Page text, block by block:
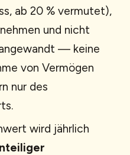
ab 20 % vermutet),
und nicht
— keine
von Vermögen
nur des
wird jährlich